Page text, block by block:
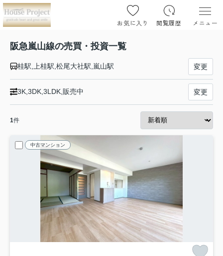
お気に入り 閲覧履歴 メニュー
阪急嵐山線の売買・投資一覧
桂駅,上桂駅,松尾大社駅,嵐山駅 変更
3K,3DK,3LDK,販売中 変更
1件
中古マンション